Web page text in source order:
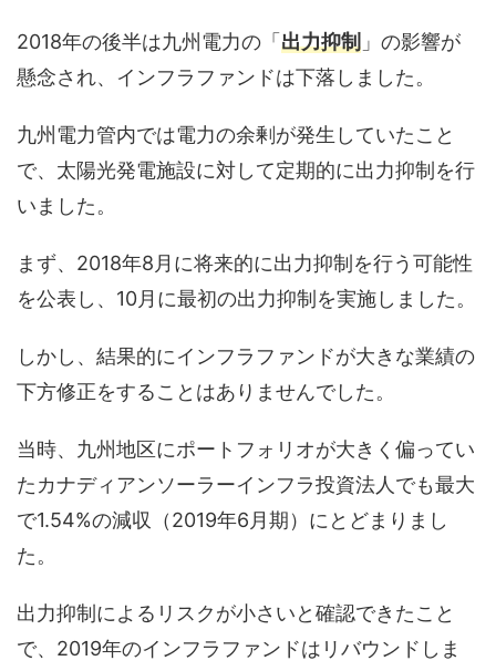
2018年の後半は九州電力の「 出力抑制 」の影響が
懸念され、インフラファンドは下落しました。
九州電力管内では電力の余剰が発生していたこと
で、太陽光発電施設に対して定期的に出力抑制を行
いました。
まず、2018年8月に将来的に出力抑制を行う可能性
を公表し、10月に最初の出力抑制を実施しました。
しかし、結果的にインフラファンドが大きな業績の
下方修正をすることはありませんでした。
当時、九州地区にポートフォリオが大きく偏ってい
たカナディアンソーラーインフラ投資法人でも最大
で1.54%の減収（2019年6月期）にとどまりまし
た。
出力抑制によるリスクが小さいと確認できたこと
で、2019年のインフラファンドはリバウンドしま